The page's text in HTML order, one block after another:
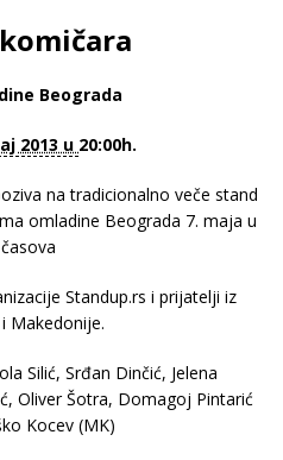
Beograda
2013 u 20:00h.
na tradicionalno veče stand
omladine Beograda 7. maja u
Standup.rs i prijatelji iz
Makedonije.
Silić, Srđan Dinčić, Jelena
Oliver Šotra, Domagoj Pintarić
Kocev (MK)